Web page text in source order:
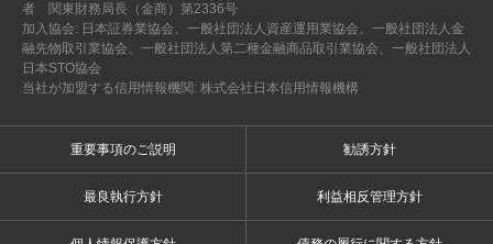
者 関東財務局長（金商）第2336号
加入協会: 日本証券業協会、一般社団法人資産運用業協会、一般社団法人金
融先物取引業協会、一般社団法人第二種金融商品取引業協会、一般社団法人
日本STO協会
当社が加盟する信用情報機関: 株式会社日本信用情報機構
重要事項のご説明 勧誘方針
最良執行方針 利益相反管理方針